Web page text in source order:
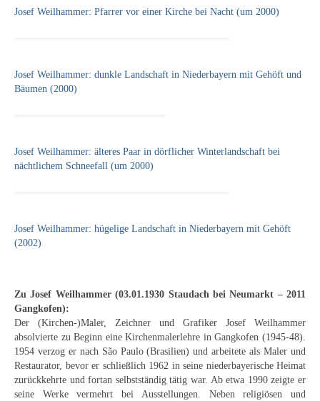
Josef Weilhammer: Pfarrer vor einer Kirche bei Nacht (um 2000)
Josef Weilhammer: dunkle Landschaft in Niederbayern mit Gehöft und
Bäumen (2000)
Josef Weilhammer: älteres Paar in dörflicher Winterlandschaft bei
nächtlichem Schneefall (um 2000)
Josef Weilhammer: hügelige Landschaft in Niederbayern mit Gehöft
(2002)
Zu Josef Weilhammer (03.01.1930 Staudach bei Neumarkt – 2011
Gangkofen):
Der (Kirchen-)Maler, Zeichner und Grafiker Josef Weilhammer
absolvierte zu Beginn eine Kirchenmalerlehre in Gangkofen (1945-48).
1954 verzog er nach São Paulo (Brasilien) und arbeitete als Maler und
Restaurator, bevor er schließlich 1962 in seine niederbayerische Heimat
zurückkehrte und fortan selbstständig tätig war. Ab etwa 1990 zeigte er
seine Werke vermehrt bei Ausstellungen. Neben religiösen und